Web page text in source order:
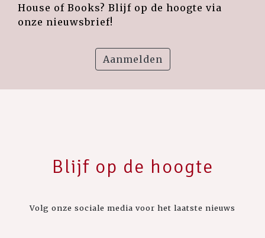
House of Books? Blijf op de hoogte via
onze nieuwsbrief!
Aanmelden
Blijf op de hoogte
Volg onze sociale media voor het laatste nieuws